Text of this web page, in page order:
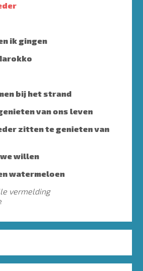
ik gingen
bij het strand
van ons leven
zitten te genieten van
willen
watermeloen
vermelding